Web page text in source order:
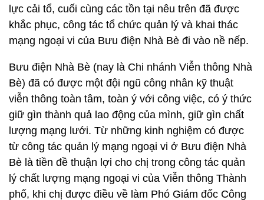
lực cải tổ, cuối cùng các tồn tại nêu trên đã được
khắc phục, công tác tổ chức quản lý và khai thác
mạng ngoại vi của Bưu điện Nhà Bè đi vào nề nếp.
Bưu điện Nhà Bè (nay là Chi nhánh Viễn thông Nhà
Bè) đã có được một đội ngũ công nhân kỹ thuật
viễn thông toàn tâm, toàn ý với công việc, có ý thức
giữ gìn thành quả lao động của mình, giữ gìn chất
lượng mạng lưới. Từ những kinh nghiệm có được
từ công tác quản lý mạng ngoại vi ở Bưu điện Nhà
Bè là tiền đề thuận lợi cho chị trong công tác quản
lý chất lượng mạng ngoại vi của Viễn thông Thành
phố, khi chị được điều về làm Phó Giám đốc Công